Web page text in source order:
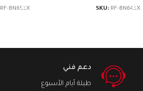
SKU: RF-BN643X
RF-BN653X
دعم فني
طيلة أيام الأسبوع